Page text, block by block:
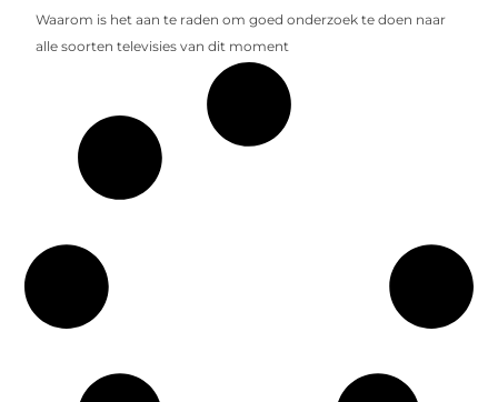
Waarom is het aan te raden om goed onderzoek te doen naar
alle soorten televisies van dit moment